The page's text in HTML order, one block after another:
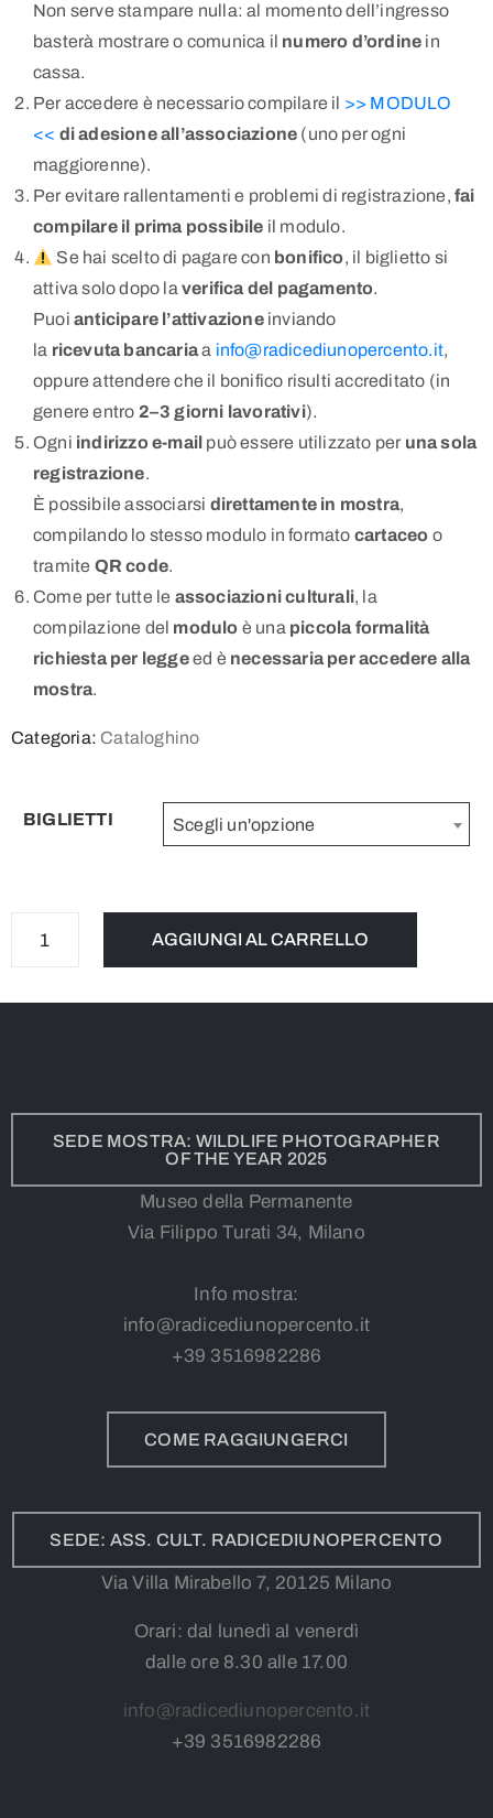
Non serve stampare nulla: al momento dell’ingresso
basterà mostrare o comunica il numero d’ordine in
cassa.
Per accedere è necessario compilare il >> MODULO
<< di adesione all’associazione (uno per ogni
maggiorenne).
Per evitare rallentamenti e problemi di registrazione, fai
compilare il prima possibile il modulo.
Se hai scelto di pagare con bonifico, il biglietto si
attiva solo dopo laverifica del pagamento.
Puoi anticipare l’attivazioneinviando
la ricevuta bancariaa info@radicediunopercento.it,
oppure attendere che il bonifico risulti accreditato (in
genere entro 2–3 giorni lavorativi).
Ogni indirizzo e-mail può essere utilizzato per una sola
registrazione.
È possibile associarsi direttamente in mostra,
compilando lo stesso modulo in formato cartaceo o
tramite QR code.
Come per tutte le associazioni culturali, la
compilazione del modulo è una piccola formalità
richiesta per leggeed è necessaria per accedere alla
mostra.
Categoria: Cataloghino
BIGLIETTI Scegli un'opzione
AGGIUNGI AL CARRELLO
SEDE MOSTRA: WILDLIFE PHOTOGRAPHER
OF THE YEAR 2025
Museo della Permanente
Via Filippo Turati 34, Milano
Info mostra:
info@radicediunopercento.it
+39 3516982286
COME RAGGIUNGERCI
SEDE: ASS. CULT. RADICEDIUNOPERCENTO
Via Villa Mirabello 7, 20125 Milano
Orari: dal lunedì al venerdì
dalle ore 8.30 alle 17.00
info@radicediunopercento.it
+39 3516982286